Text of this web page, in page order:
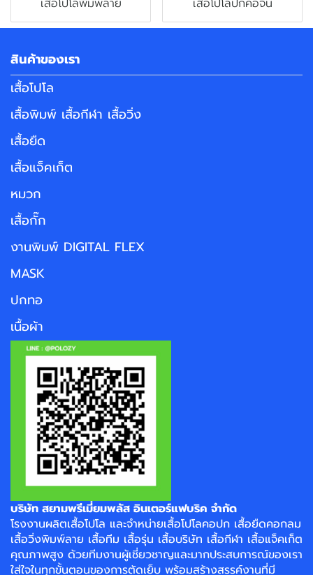
เสื้อโปโลพิมพ์ลาย เสื้อโปโลปกคอจีน
สินค้าของเรา
เสื้อโปโล
เสื้อพิมพ์ เสื้อกีฬา เสื้อวิ่ง
เสื้อยืด
เสื้อแจ็คเก็ต
หมวก
เสื้อกั๊ก
งานพิมพ์ DIGITAL FLEX
MASK
ปกทอ
เนื้อผ้า
บริษัท สยามพรีเมี่ยมพลัส อินเตอร์แฟบริค จำกัด
โรงงานผลิตเสื้อโปโล และจำหน่ายเสื้อโปโลคอปก เสื้อยืดคอกลม
เสื้อวิ่งพิมพ์ลาย เสื้อทีม เสื้อรุ่น เสื้อบริษัท เสื้อกีฬา เสื้อแจ็คเก็ต
คุณภาพสูง ด้วยทีมงานผู้เชี่ยวชาญและมากประสบการณ์ของเรา
ใส่ใจในทุกขั้นตอนของการตัดเย็บ พร้อมสร้างสรรค์งานที่มี